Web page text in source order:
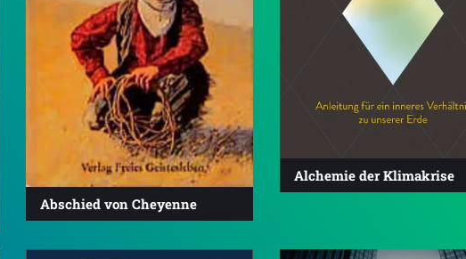
Abschied von Cheyenne
Alchemie der Klimakrise